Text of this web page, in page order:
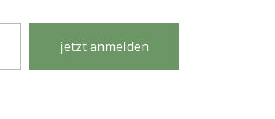
jetzt anmelden